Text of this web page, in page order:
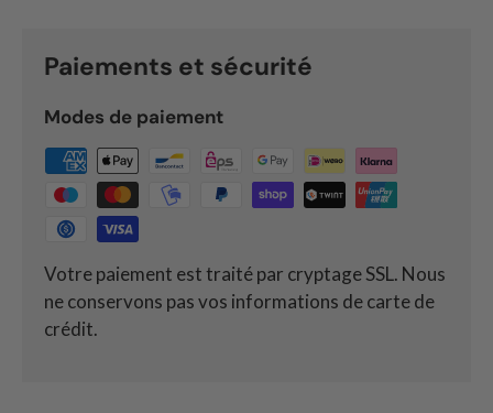
Paiements et sécurité
Modes de paiement
Votre paiement est traité par cryptage SSL. Nous
ne conservons pas vos informations de carte de
crédit.